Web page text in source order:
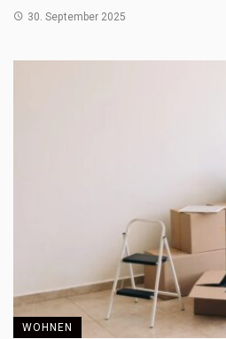
30. September 2025
WOHNEN